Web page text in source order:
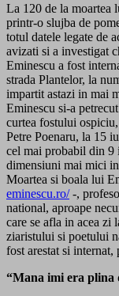
La 120 de la moartea
printr-o sluj­ba de
totul datele legate de
avizati si a investigat
Eminescu a fost
strada Plantelor, la
impartit astazi in mai
Eminescu si-a
curtea fostului
Petre Poenaru, la 15
cel mai probabil din 9
dimensiuni mai mici
Moartea si boala lui
eminescu.ro/-,
national, aproape
care se afla in acea
ziaristului si poetului
fost arestat si
“Mana imi era plina